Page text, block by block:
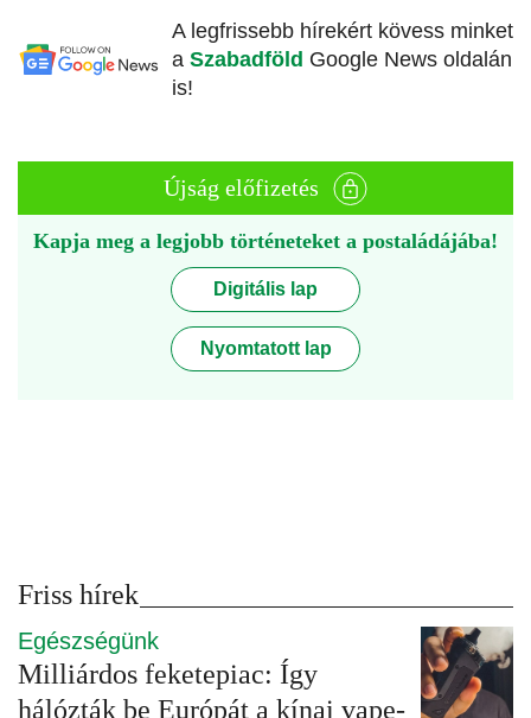
A legfrissebb hírekért kövess minket
a Szabadföld Google News oldalán
is!
Újság előfizetés
Kapja meg a legjobb történeteket a postaládájába!
Digitális lap
Nyomtatott lap
Friss hírek
Egészségünk
Milliárdos feketepiac: Így
hálózták be Európát a kínai vape-